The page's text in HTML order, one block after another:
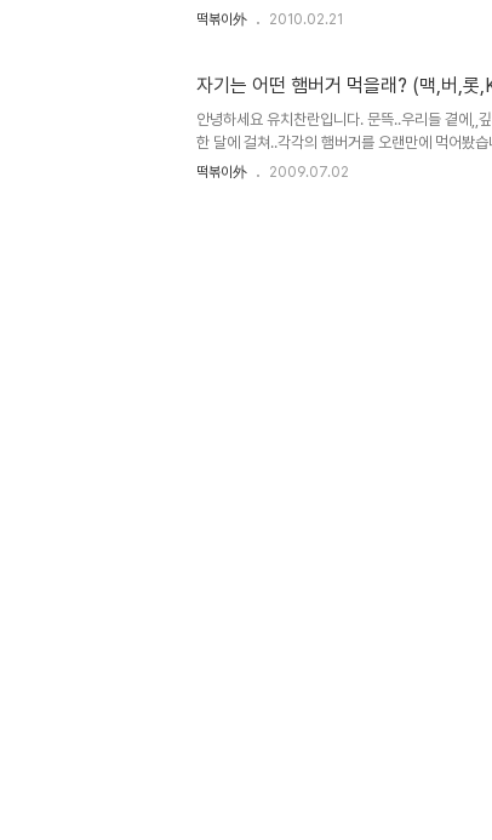
늘은...잊어주시고 재미로 봐 주시길..^^ ..
떡볶이外 2010.02.21
자기는 어떤 햄버
안녕하세요 유치찬란입니다. 문뜩..우리들 곁에,,
한 달에 걸쳐..각각의 햄버거를 오랜만에 먹어봤
늘은...잊어주시고 재미로 봐 주시길..^^ ..
떡볶이外 2009.07.02